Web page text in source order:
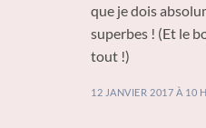
que je dois
superbes ! (Et le
tout !)
12 JANVIER 2017 À 10